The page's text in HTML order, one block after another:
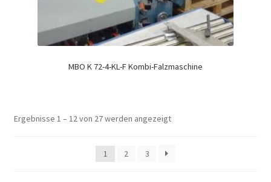
MBO K 72-4-KL-F Kombi-Falzmaschine
Ergebnisse 1 – 12 von 27 werden angezeigt
1 2 3